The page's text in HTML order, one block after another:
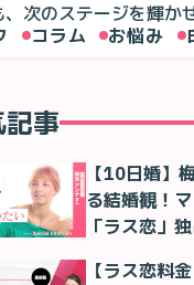
、次のステージを輝か
コラム お悩み
画 オバサンと言われ
事
【10日婚】
る結婚観！
「ラス恋」
【ラス恋料